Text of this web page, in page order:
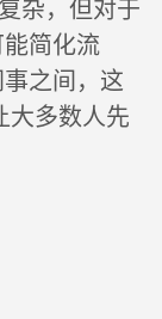
杂，但对于
简化流
之间，这
多数人先